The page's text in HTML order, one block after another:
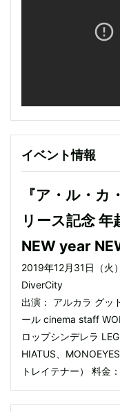
イベント情報
『ア・ル・カ
リース記念
NEW year
2019年12月31日（火
DiverCity
出演： アルカラ グッ
ール cinema staff
ロップシンデレラ
HIATUS、
トレイテナー） 料